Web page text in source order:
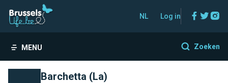
NL Log in
MENU Zoeken
Barchetta (La)